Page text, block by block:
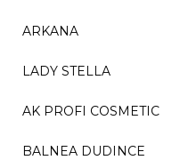
ARKANA
LADY STELLA
AK PROFI COSMETIC
BALNEA DUDINCE